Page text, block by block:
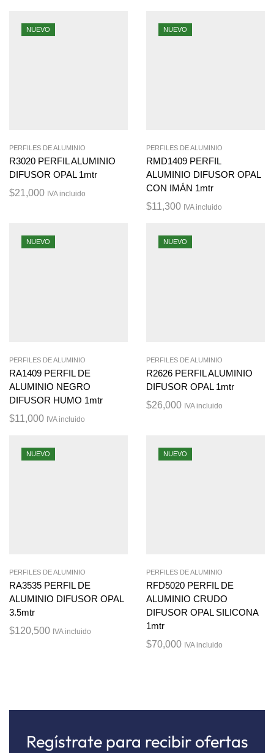
NUEVO
PERFILES DE ALUMINIO
R3020 PERFIL ALUMINIO
DIFUSOR OPAL 1mtr
$21,000 IVA incluido
NUEVO
PERFILES DE ALUMINIO
RMD1409 PERFIL
ALUMINIO DIFUSOR OPAL
CON IMÁN 1mtr
$11,300 IVA incluido
NUEVO
PERFILES DE ALUMINIO
RA1409 PERFIL DE
ALUMINIO NEGRO
DIFUSOR HUMO 1mtr
$11,000 IVA incluido
NUEVO
PERFILES DE ALUMINIO
R2626 PERFIL ALUMINIO
DIFUSOR OPAL 1mtr
$26,000 IVA incluido
NUEVO
PERFILES DE ALUMINIO
RA3535 PERFIL DE
ALUMINIO DIFUSOR OPAL
3.5mtr
$120,500 IVA incluido
NUEVO
PERFILES DE ALUMINIO
RFD5020 PERFIL DE
ALUMINIO CRUDO
DIFUSOR OPAL SILICONA
1mtr
$70,000 IVA incluido
Regístrate para recibir ofertas